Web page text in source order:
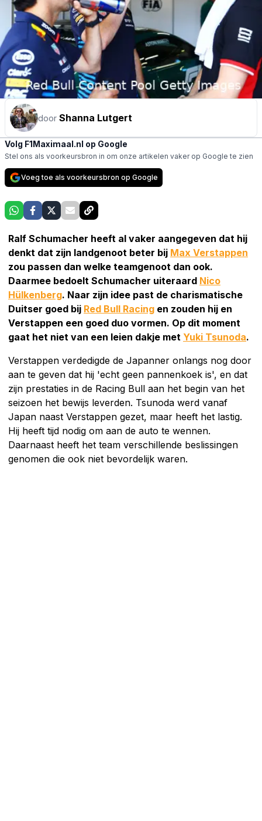
door Shanna Lutgert
Volg F1Maximaal.nl op Google
Stel ons als voorkeursbron in om onze artikelen vaker op Google te zien
Voeg toe als voorkeursbron op Google
Ralf Schumacher heeft al vaker aangegeven dat hij
denkt dat zijn landgenoot beter bij Max Verstappen
zou passen dan welke teamgenoot dan ook.
Daarmee bedoelt Schumacher uiteraard Nico
Hülkenberg. Naar zijn idee past de charismatische
Duitser goed bij Red Bull Racing en zouden hij en
Verstappen een goed duo vormen. Op dit moment
gaat het niet van een leien dakje met Yuki Tsunoda.
Verstappen verdedigde de Japanner onlangs nog door
aan te geven dat hij 'echt geen pannenkoek is', en dat
zijn prestaties in de Racing Bull aan het begin van het
seizoen het bewijs leverden. Tsunoda werd vanaf
Japan naast Verstappen gezet, maar heeft het lastig.
Hij heeft tijd nodig om aan de auto te wennen.
Daarnaast heeft het team verschillende beslissingen
genomen die ook niet bevordelijk waren.